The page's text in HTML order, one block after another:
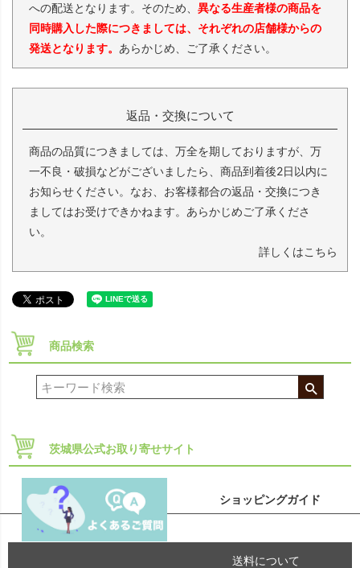
への配送となります。そのため、 異なる生産者様の商品を
同時購入した際につきましては、それぞれの店舗様からの
発送となります。 あらかじめ、ご了承ください。
返品・交換について
商品の品質につきましては、万全を期しておりますが、万
一不良・破損などがございましたら、商品到着後2日以内に
お知らせください。なお、お客様都合の返品・交換につき
ましてはお受けできかねます。あらかじめご了承くださ
い。
詳しくはこちら
商品検索
茨城県公式お取り寄せサイト
ショッピングガイド
送料について